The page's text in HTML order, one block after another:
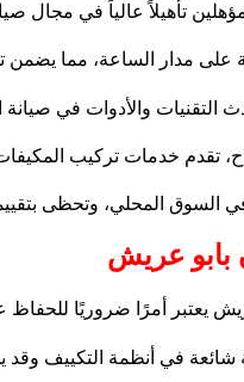
تأهيلاً عالياً في مجال
على مدار الساعة، مما يضمن
التقنيات والأدوات في
تقدم خدمات تركيب
المحلي، وتحظى
بابو عريش
يعتبر أمرًا ضروريًا
في أنظمة التكييف وقد